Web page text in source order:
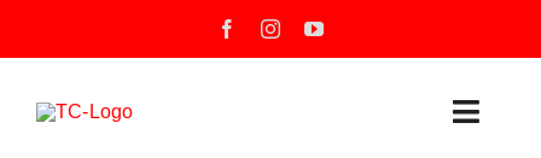
Toggle